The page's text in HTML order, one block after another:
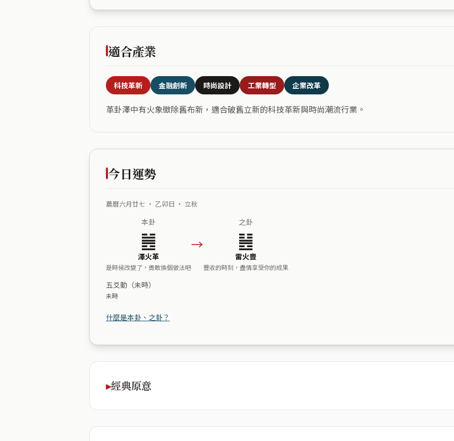
適合產業
科技革新 金融創新 時尚設計 工業轉型 企業改革
革卦澤中有火象徵除舊布新，適合破舊立新的科技革新與時尚潮流行業。
今日運勢
農曆六月廿七 ・ 乙卯日 ・ 立秋
本卦
䷰
澤火革
是時候改變了，勇敢換個做法吧
→
之卦
䷶
雷火豐
豐收的時刻，盡情享受你的成果
五爻動（未時）
未時
什麼是本卦、之卦？
經典原意